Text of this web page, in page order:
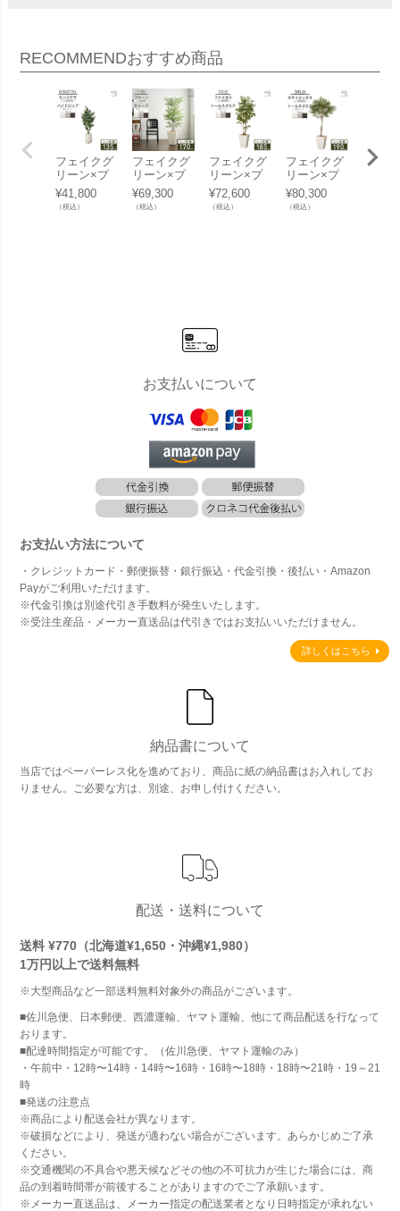
RECOMMENDおすすめ商品
フェイクグ
リーン×プ
ランターセ
ット「モン
ステラ×Hig
¥41,800
（税込）
フェイクグ
リーン×プ
ランターセ
ット「ファ
ーン×Tall S
¥69,300
（税込）
フェイクグ
リーン×プ
ランターセ
ット「ファ
イカス×Tall
¥72,600
（税込）
フェイクグ
リーン×プ
ランターセ
ット「スマ
イラックス
¥80,300
（税込）
フェ
お支払いについて
お支払い方法について
・クレジットカード・郵便振替・銀行振込・代金引換・後払い・Amazon
Payがご利用いただけます。
※代金引換は別途代引き手数料が発生いたします。
※受注生産品・メーカー直送品は代引きではお支払いいただけません。
詳しくはこちら
納品書について
当店ではペーパーレス化を進めており、商品に紙の納品書はお入れしてお
りません。ご必要な方は、別途、お申し付けください。
配送・送料について
送料 ¥770（北海道¥1,650・沖縄¥1,980）
1万円以上で送料無料
※大型商品など一部送料無料対象外の商品がございます。
■佐川急便、日本郵便、西濃運輸、ヤマト運輸、他にて商品配送を行なって
おります。
■配達時間指定が可能です。（佐川急便、ヤマト運輸のみ）
・午前中・12時〜14時・14時〜16時・16時〜18時・18時〜21時・19～21
時
■発送の注意点
※商品により配送会社が異なります。
※破損などにより、発送が適わない場合がございます。あらかじめご了承
ください。
※交通機関の不具合や悪天候などその他の不可抗力が生じた場合には、商
品の到着時間帯が前後することがありますのでご了承願います。
※メーカー直送品は、メーカー指定の配送業者となり日時指定が承れない